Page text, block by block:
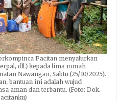
Pacitan menyalurkan
dll.) kepada lima rumah
Nawangan, Sabtu (25/10/2025).
bantuan ini adalah wujud
aman dan terbantu. (Foto: Dok.